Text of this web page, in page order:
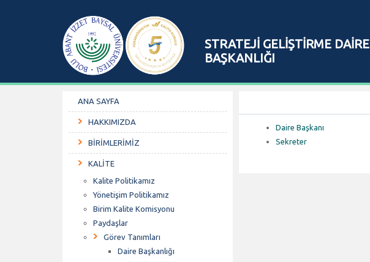
STRATEJİ GELİŞTİRME DAİRE
BAŞKANLIĞI
ANA SAYFA
HAKKIMIZDA
BİRİMLERİMİZ
KALİTE
Kalite Politikamız
Yönetişim Politikamız
Birim Kalite Komisyonu
Paydaşlar
Görev Tanımları
Daire Başkanlığı
Daire Başkanı
Sekreter